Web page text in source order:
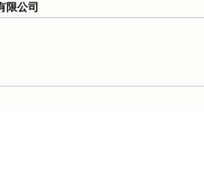
限公司